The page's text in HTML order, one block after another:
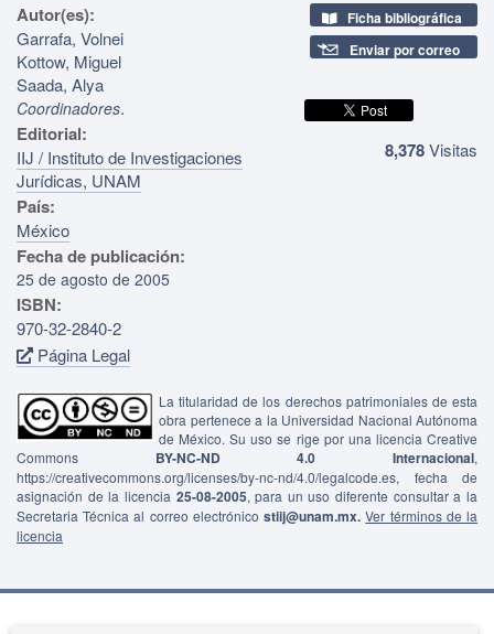
Autor(es):
Garrafa, Volnei
Kottow, Miguel
Saada, Alya
Coordinadores.
Editorial:
IIJ / Instituto de Investigaciones
Jurídicas, UNAM
País:
México
Fecha de publicación:
25 de agosto de 2005
ISBN:
970-32-2840-2
Página Legal
Ficha bibliográfica
Enviar por correo
8,378Visitas
La titularidad de los derechos patrimoniales de esta
obra pertenece a la Universidad Nacional Autónoma
de México. Su uso se rige por una licencia Creative
Commons BY-NC-ND 4.0 Internacional,
https://creativecommons.org/licenses/by-nc-nd/4.0/legalcode.es, fecha de
asignación de la licencia 25-08-2005, para un uso diferente consultar a la
Secretaria Técnica al correo electrónicostiij@unam.mx. Ver términos de la
licencia